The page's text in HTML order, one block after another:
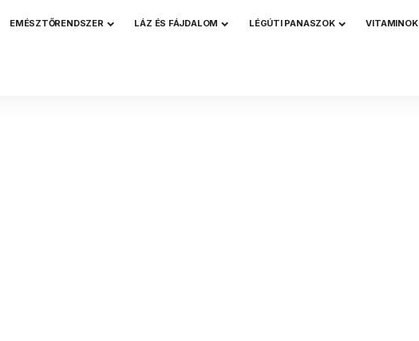
EMÉSZTŐRENDSZER LÁZ ÉS FÁJDALOM LÉGÚTI PANASZOK VITAMINOK